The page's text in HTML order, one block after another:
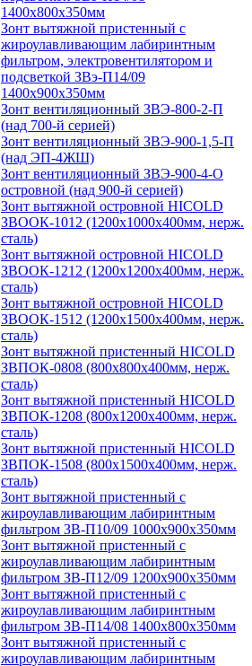
1400х800х350мм
Зонт вытяжной пристенный с
жироулавливающим лабиринтным
фильтром, электровентилятором и
подсветкой ЗВэ-П14/09
1400х900х350мм
Зонт вентиляционный ЗВЭ-800-2-П
(над 700-й серией)
Зонт вентиляционный ЗВЭ-900-1,5-П
(над ЭП-4ЖШ)
Зонт вентиляционный ЗВЭ-900-4-О
островной (над 900-й серией)
Зонт вытяжной островной HICOLD
ЗВООК-1012 (1200х1000х400мм, нерж.
сталь)
Зонт вытяжной островной HICOLD
ЗВООК-1212 (1200x1200x400мм, нерж.
сталь)
Зонт вытяжной островной HICOLD
ЗВООК-1512 (1200х1500х400мм, нерж.
сталь)
Зонт вытяжной пристенный HICOLD
ЗВПОК-0808 (800х800х400мм, нерж.
сталь)
Зонт вытяжной пристенный HICOLD
ЗВПОК-1208 (800х1200х400мм, нерж.
сталь)
Зонт вытяжной пристенный HICOLD
ЗВПОК-1508 (800х1500х400мм, нерж.
сталь)
Зонт вытяжной пристенный с
жироулавливающим лабиринтным
фильтром ЗВ-П10/09 1000х900х350мм
Зонт вытяжной пристенный с
жироулавливающим лабиринтным
фильтром ЗВ-П12/09 1200х900х350мм
Зонт вытяжной пристенный с
жироулавливающим лабиринтным
фильтром ЗВ-П14/08 1400х800х350мм
Зонт вытяжной пристенный с
жироулавливающим лабиринтным